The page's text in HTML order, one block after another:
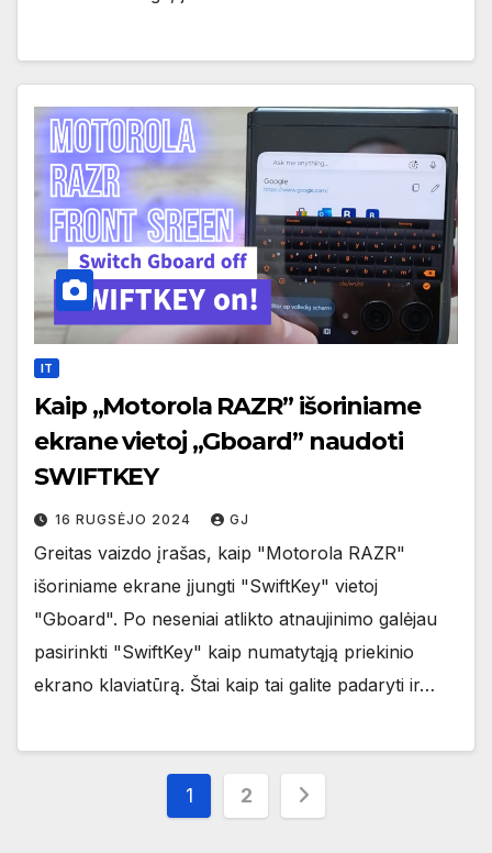
IT
Kaip „Motorola RAZR” išoriniame
ekrane vietoj „Gboard” naudoti
SWIFTKEY
16 RUGSĖJO 2024 GJ
Greitas vaizdo įrašas, kaip "Motorola RAZR"
išoriniame ekrane įjungti "SwiftKey" vietoj
"Gboard". Po neseniai atlikto atnaujinimo galėjau
pasirinkti "SwiftKey" kaip numatytąją priekinio
ekrano klaviatūrą. Štai kaip tai galite padaryti ir…
Įrašų
1 2